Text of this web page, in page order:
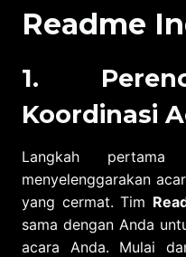
Readme
1.
Koordinasi
Langkah
menyelenggarakan
yang cermat. Tim
sama dengan Anda
acara Anda. Mulai